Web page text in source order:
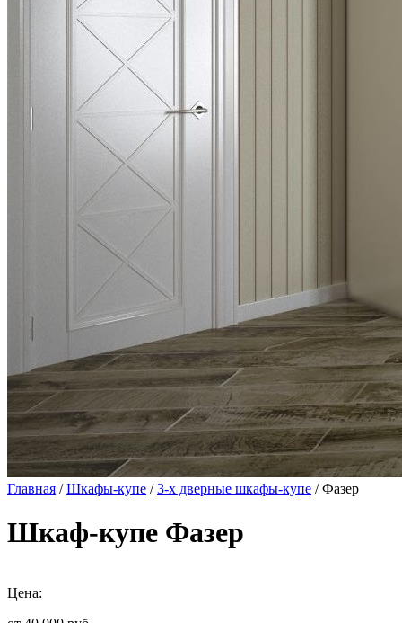
Главная /Шкафы-купе /3-х дверные шкафы-купе / Фазер
Шкаф-купе Фазер
Цена: